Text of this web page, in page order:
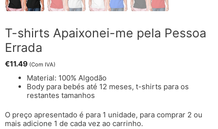
T-shirts Apaixonei-me pela Pessoa
Errada
€11.49 (Com IVA)
Material: 100% Algodão
Body para bebés até 12 meses, t-shirts para os
restantes tamanhos
O preço apresentado é para 1 unidade, para comprar 2 ou
mais adicione 1 de cada vez ao carrinho.